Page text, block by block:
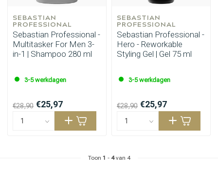
SEBASTIAN
PROFESSIONAL
Sebastian Professional -
Multitasker For Men 3-
in-1 | Shampoo 280 ml
3-5 werkdagen
€28,90 €25,97
SEBASTIAN
PROFESSIONAL
Sebastian Professional -
Hero - Reworkable
Styling Gel | Gel 75 ml
3-5 werkdagen
€28,90 €25,97
Toon 1 - 4van 4